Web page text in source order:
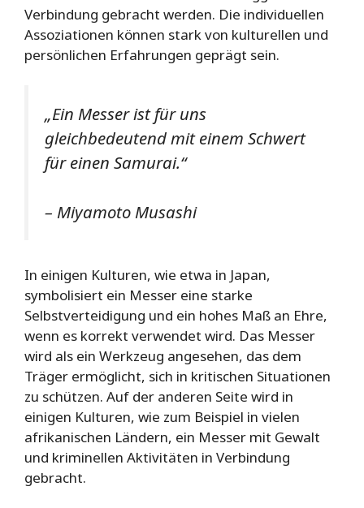
Verbindung gebracht werden. Die individuellen
Assoziationen können stark von kulturellen und
persönlichen Erfahrungen geprägt sein.
„Ein Messer ist für uns
gleichbedeutend mit einem Schwert
für einen Samurai.“
– Miyamoto Musashi
In einigen Kulturen, wie etwa in Japan,
symbolisiert ein Messer eine starke
Selbstverteidigung und ein hohes Maß an Ehre,
wenn es korrekt verwendet wird. Das Messer
wird als ein Werkzeug angesehen, das dem
Träger ermöglicht, sich in kritischen Situationen
zu schützen. Auf der anderen Seite wird in
einigen Kulturen, wie zum Beispiel in vielen
afrikanischen Ländern, ein Messer mit Gewalt
und kriminellen Aktivitäten in Verbindung
gebracht.